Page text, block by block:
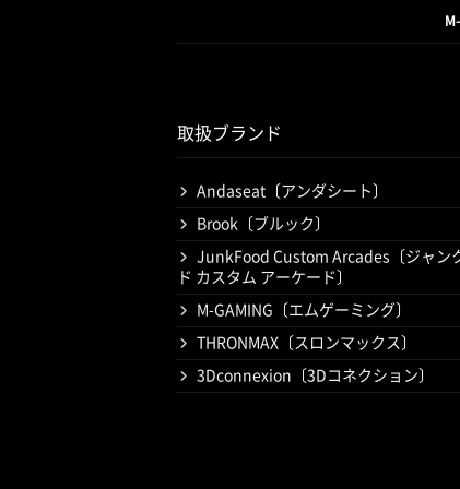
取扱ブランド
Andaseat〔アンダシート〕
Brook〔ブルック〕
JunkFood Custom Arcades〔ジャン
ド カスタム アーケード〕
M-GAMING〔エムゲーミング〕
THRONMAX〔スロンマックス〕
3Dconnexion〔3Dコネクション〕